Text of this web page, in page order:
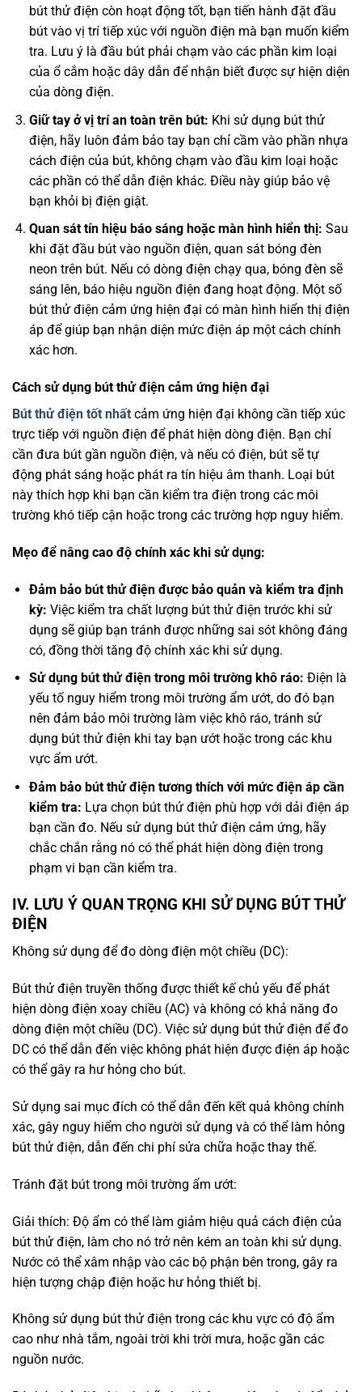
bút thử điện còn hoạt động tốt, bạn tiến hành đặt đầu
bút vào vị trí tiếp xúc với nguồn điện mà bạn muốn kiểm
tra. Lưu ý là đầu bút phải chạm vào các phần kim loại
của ổ cắm hoặc dây dẫn để nhận biết được sự hiện diện
của dòng điện.
Giữ tay ở vị trí an toàn trên bút: Khi sử dụng bút thử
điện, hãy luôn đảm bảo tay bạn chỉ cầm vào phần nhựa
cách điện của bút, không chạm vào đầu kim loại hoặc
các phần có thể dẫn điện khác. Điều này giúp bảo vệ
bạn khỏi bị điện giật.
Quan sát tín hiệu báo sáng hoặc màn hình hiển thị: Sau
khi đặt đầu bút vào nguồn điện, quan sát bóng đèn
neon trên bút. Nếu có dòng điện chạy qua, bóng đèn sẽ
sáng lên, báo hiệu nguồn điện đang hoạt động. Một số
bút thử điện cảm ứng hiện đại có màn hình hiển thị điện
áp để giúp bạn nhận diện mức điện áp một cách chính
xác hơn.
Cách sử dụng bút thử điện cảm ứng hiện đại
Bút thử điện tốt nhất cảm ứng hiện đại không cần tiếp xúc
trực tiếp với nguồn điện để phát hiện dòng điện. Bạn chỉ
cần đưa bút gần nguồn điện, và nếu có điện, bút sẽ tự
động phát sáng hoặc phát ra tín hiệu âm thanh. Loại bút
này thích hợp khi bạn cần kiểm tra điện trong các môi
trường khó tiếp cận hoặc trong các trường hợp nguy hiểm.
Mẹo để nâng cao độ chính xác khi sử dụng:
Đảm bảo bút thử điện được bảo quản và kiểm tra định
kỳ: Việc kiểm tra chất lượng bút thử điện trước khi sử
dụng sẽ giúp bạn tránh được những sai sót không đáng
có, đồng thời tăng độ chính xác khi sử dụng.
Sử dụng bút thử điện trong môi trường khô ráo: Điện là
yếu tố nguy hiểm trong môi trường ẩm ướt, do đó bạn
nên đảm bảo môi trường làm việc khô ráo, tránh sử
dụng bút thử điện khi tay bạn ướt hoặc trong các khu
vực ẩm ướt.
Đảm bảo bút thử điện tương thích với mức điện áp cần
kiểm tra: Lựa chọn bút thử điện phù hợp với dải điện áp
bạn cần đo. Nếu sử dụng bút thử điện cảm ứng, hãy
chắc chắn rằng nó có thể phát hiện dòng điện trong
phạm vi bạn cần kiểm tra.
IV. LƯU Ý QUAN TRỌNG KHI SỬ DỤNG BÚT THỬ
ĐIỆN
Không sử dụng để đo dòng điện một chiều (DC):
Bút thử điện truyền thống được thiết kế chủ yếu để phát
hiện dòng điện xoay chiều (AC) và không có khả năng đo
dòng điện một chiều (DC). Việc sử dụng bút thử điện để đo
DC có thể dẫn đến việc không phát hiện được điện áp hoặc
có thể gây ra hư hỏng cho bút.
Sử dụng sai mục đích có thể dẫn đến kết quả không chính
xác, gây nguy hiểm cho người sử dụng và có thể làm hỏng
bút thử điện, dẫn đến chi phí sửa chữa hoặc thay thế.
Tránh đặt bút trong môi trường ẩm ướt:
Giải thích: Độ ẩm có thể làm giảm hiệu quả cách điện của
bút thử điện, làm cho nó trở nên kém an toàn khi sử dụng.
Nước có thể xâm nhập vào các bộ phận bên trong, gây ra
hiện tượng chập điện hoặc hư hỏng thiết bị.
Không sử dụng bút thử điện trong các khu vực có độ ẩm
cao như nhà tắm, ngoài trời khi trời mưa, hoặc gần các
nguồn nước.